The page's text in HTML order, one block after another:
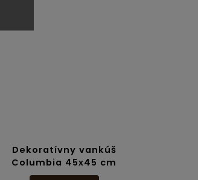
Dekoratívny vankúš
Columbia 45x45 cm